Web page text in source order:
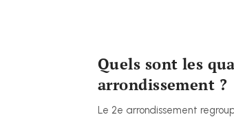
Quels sont les
arrondissement ?
Le 2e arrondissement